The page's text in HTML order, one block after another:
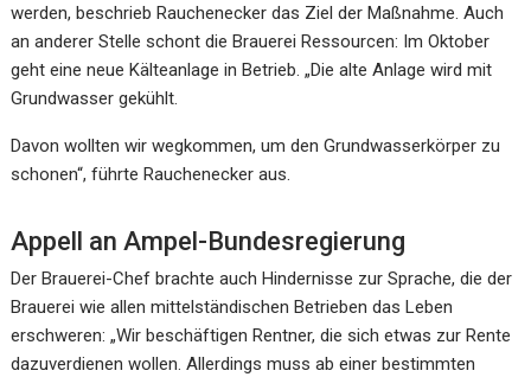
werden, beschrieb Rauchenecker das Ziel der Maßnahme. Auch
an anderer Stelle schont die Brauerei Ressourcen: Im Oktober
geht eine neue Kälteanlage in Betrieb. „Die alte Anlage wird mit
Grundwasser gekühlt.
Davon wollten wir wegkommen, um den Grundwasserkörper zu
schonen“, führte Rauchenecker aus.
Appell an Ampel-Bundesregierung
Der Brauerei-Chef brachte auch Hindernisse zur Sprache, die der
Brauerei wie allen mittelständischen Betrieben das Leben
erschweren: „Wir beschäftigen Rentner, die sich etwas zur Rente
dazuverdienen wollen. Allerdings muss ab einer bestimmten